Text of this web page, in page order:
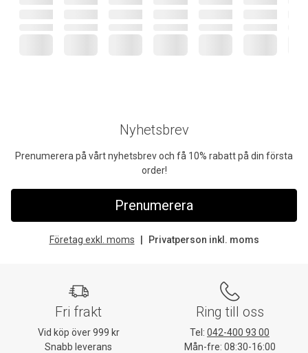
Nyhetsbrev
Prenumerera på vårt nyhetsbrev och få 10% rabatt på din första
order!
Prenumerera
Företag exkl. moms Privatperson inkl. moms
Fri frakt
Vid köp över 999 kr
Snabb leverans
Ring till oss
Tel: 042-400 93 00
Mån-fre: 08:30-16:00